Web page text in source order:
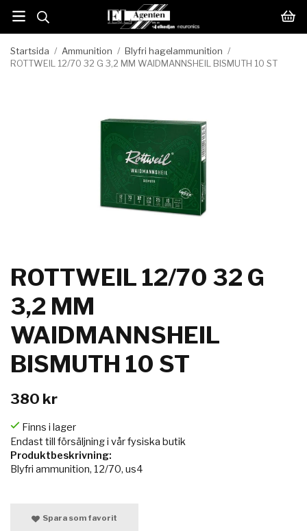
Startsida / Ammunition / Blyfri hagelammunition /
ROTTWEIL 12/70 32 G 3,2 MM WAIDMANNSHEIL BISMUTH 10 ST
ROTTWEIL 12/70 32 G
3,2 MM
WAIDMANNSHEIL
BISMUTH 10 ST
380 kr
Finns i lager
Endast till försäljning i vår fysiska butik
Produktbeskrivning:
Blyfri ammunition, 12/70, us4
Spara som favorit